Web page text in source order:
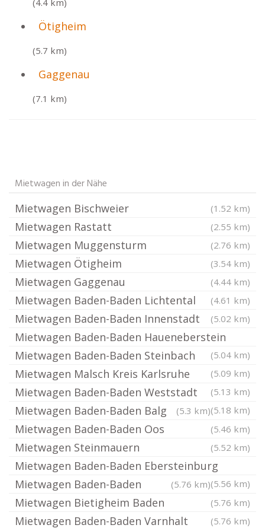
(4.4 km)
Ötigheim
(5.7 km)
Gaggenau
(7.1 km)
Mietwagen in der Nähe
Mietwagen Bischweier (1.52 km)
Mietwagen Rastatt (2.55 km)
Mietwagen Muggensturm (2.76 km)
Mietwagen Ötigheim (3.54 km)
Mietwagen Gaggenau (4.44 km)
Mietwagen Baden-Baden Lichtental (4.61 km)
Mietwagen Baden-Baden Innenstadt (5.02 km)
Mietwagen Baden-Baden Haueneberstein
(5.04 km)
Mietwagen Baden-Baden Steinbach
(5.09 km)
Mietwagen Malsch Kreis Karlsruhe
(5.13 km)
Mietwagen Baden-Baden Weststadt
(5.18 km)
Mietwagen Baden-Baden Balg (5.3 km)
Mietwagen Baden-Baden Oos (5.46 km)
Mietwagen Steinmauern (5.52 km)
Mietwagen Baden-Baden Ebersteinburg
(5.56 km)
Mietwagen Baden-Baden (5.76 km)
Mietwagen Bietigheim Baden (5.76 km)
Mietwagen Baden-Baden Varnhalt (5.76 km)